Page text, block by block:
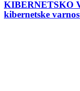
KIBERNETSKO
kibernetske